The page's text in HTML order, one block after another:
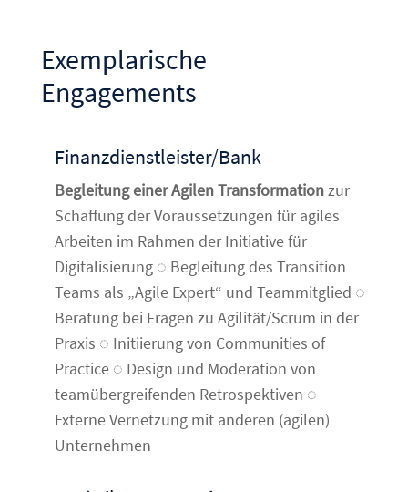
Exemplarische
Engagements
Finanzdienstleister/Bank
Begleitung einer Agilen Transformationzur
Schaffung der Voraussetzungen für agiles
Arbeiten im Rahmen der Initiative für
Digitalisierung ◌ Begleitung des Transition
Teams als „Agile Expert“ und Teammitglied ◌
Beratung bei Fragen zu Agilität/Scrum in der
Praxis ◌ Initiierung von Communities of
Practice ◌ Design und Moderation von
teamübergreifenden Retrospektiven ◌
Externe Vernetzung mit anderen (agilen)
Unternehmen